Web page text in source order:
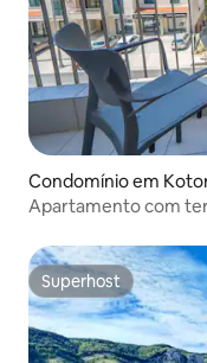
Condomínio em
Apartamento com
Superhost
Superhost